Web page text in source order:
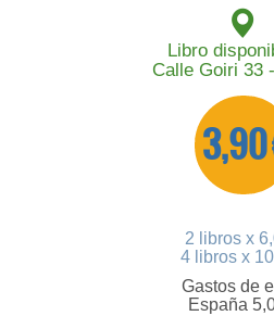
Libro
Calle Goiri 33
3,90
2 libros x
4 libros x
Gastos de
España